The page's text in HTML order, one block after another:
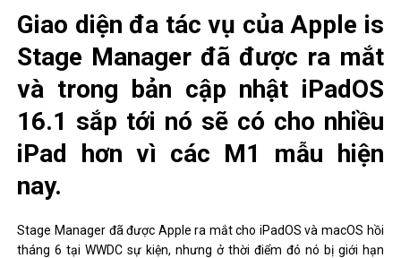
Giao diện đa tác vụ của Apple is
Stage Manager đã được ra mắt
và trong bản cập nhật iPadOS
16.1 sắp tới nó sẽ có cho nhiều
iPad hơn vì các M1 mẫu hiện
nay.
Stage Manager đã được Apple ra mắt cho iPadOS và macOS hồi
tháng 6 tại WWDC sự kiện, nhưng ở thời điểm đó nó bị giới hạn